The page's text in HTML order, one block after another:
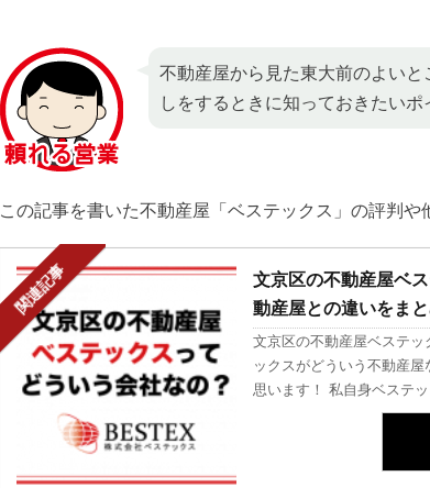
不動産屋から見た東大前のよい
しをするときに知っておきたいポ
この記事を書いた不動産屋「ベステックス」の評判
関連記事
文京区の不動産屋ベ
動産屋との違いをま
文京区の不動産屋ベステ
ックスがどういう不動産
思います！ 私自身ベステ